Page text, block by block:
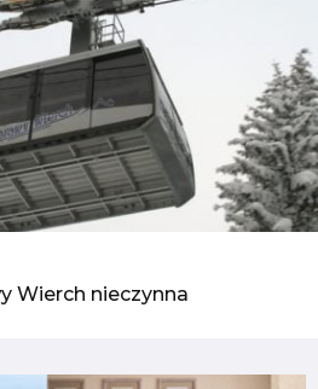
Wierch nieczynna